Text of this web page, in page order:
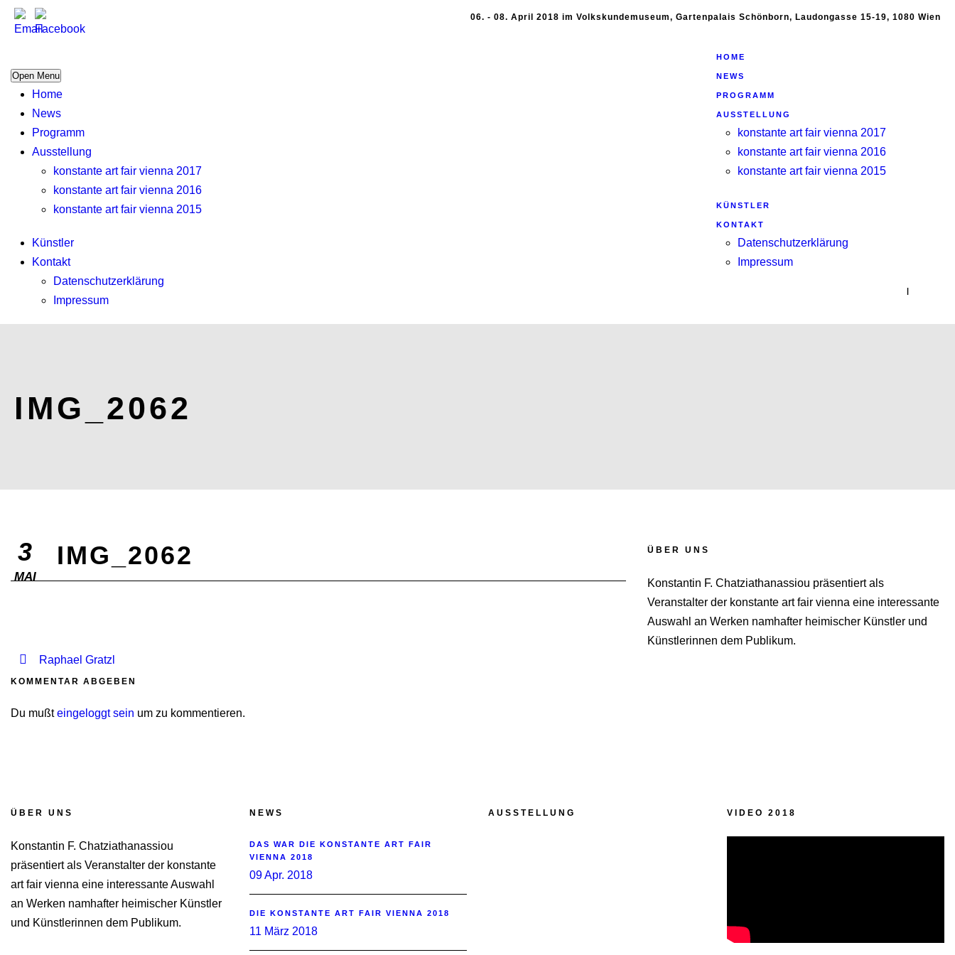
06. - 08. April 2018 im Volkskundemuseum, Gartenpalais Schönborn, Laudongasse 15-19, 1080 Wien
Open Menu
Home
News
Programm
Ausstellung
konstante art fair vienna 2017
konstante art fair vienna 2016
konstante art fair vienna 2015
Künstler
Kontakt
Datenschutzerklärung
Impressum
HOME
NEWS
PROGRAMM
AUSSTELLUNG
konstante art fair vienna 2017
konstante art fair vienna 2016
konstante art fair vienna 2015
KÜNSTLER
KONTAKT
Datenschutzerklärung
Impressum
|
IMG_2062
3
MAI
IMG_2062
Raphael Gratzl
KOMMENTAR ABGEBEN
Du mußteingeloggt sein um zu kommentieren.
ÜBER UNS
Konstantin F. Chatziathanassiou präsentiert als
Veranstalter der konstante art fair vienna eine interessante
Auswahl an Werken namhafter heimischer Künstler und
Künstlerinnen dem Publikum.
ÜBER UNS
Konstantin F. Chatziathanassiou
präsentiert als Veranstalter der konstante
art fair vienna eine interessante Auswahl
an Werken namhafter heimischer Künstler
und Künstlerinnen dem Publikum.
NEWS
DAS WAR DIE KONSTANTE ART FAIR
VIENNA 2018
09 Apr. 2018
DIE KONSTANTE ART FAIR VIENNA 2018
11 März 2018
AUSSTELLUNG VIDEO 2018